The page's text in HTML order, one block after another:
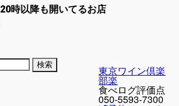
20時以降も開いてるお店
東京ワイン倶楽
部楽
食べログ評価点
050-5593-7300